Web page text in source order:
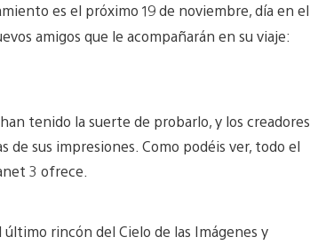
es el próximo 19 de noviembre, día en el
amigos que le acompañarán en su viaje:
tenido la suerte de probarlo, y los creadores
sus impresiones. Como podéis ver, todo el
3 ofrece.
rincón del Cielo de las Imágenes y